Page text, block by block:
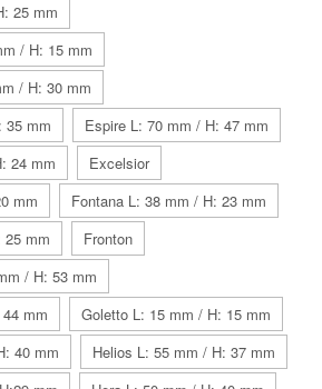
25 mm
/ H: 15 mm
/ H: 30 mm
35 mm
Espire L: 70 mm / H: 47 mm
24 mm
Excelsior
mm
Fontana L: 38 mm / H: 23 mm
25 mm
Fronton
/ H: 53 mm
mm
Goletto L: 15 mm / H: 15 mm
40 mm
Helios L: 55 mm / H: 37 mm